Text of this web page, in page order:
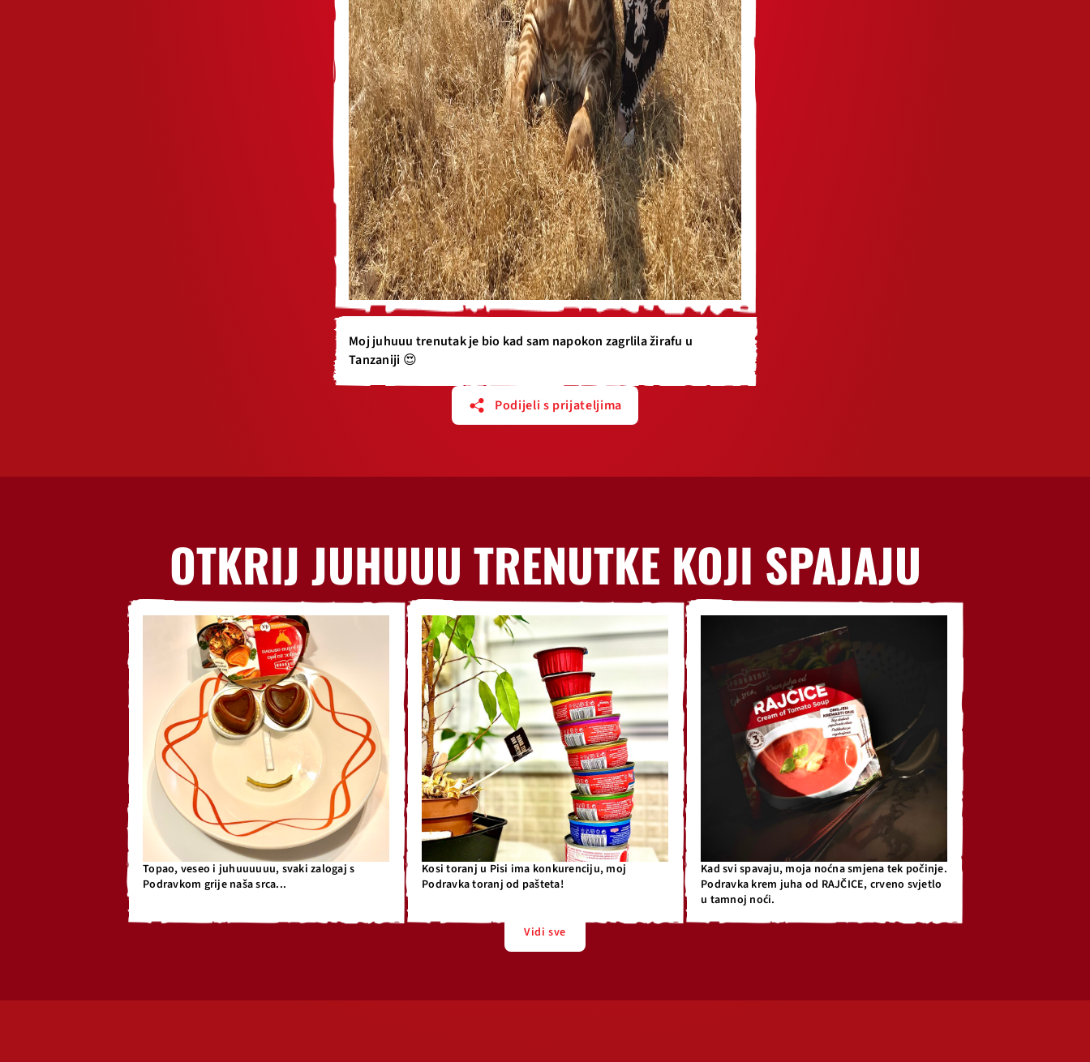
Moj juhuuu trenutak je bio kad sam napokon zagrlila žirafu u
Tanzaniji 😍
Podijeli s prijateljima
OTKRIJ JUHUUU TRENUTKE KOJI SPAJAJU
Topao, veseo i juhuuuuuu, svaki zalogaj s
Podravkom grije naša srca...
Kosi toranj u Pisi ima konkurenciju, moj
Podravka toranj od pašteta!
Kad svi spavaju, moja noćna smjena tek počinje.
Podravka krem juha od RAJČICE, crveno svjetlo
u tamnoj noći.
Vidi sve